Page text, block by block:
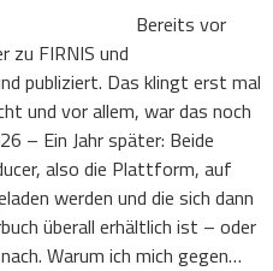
Bereits vor
zu FIRNIS und
publiziert. Das klingt erst mal
und vor allem, war das noch
– Ein Jahr später: Beide
also die Plattform, auf
werden und die sich dann
überall erhältlich ist – oder
Warum ich mich gegen…